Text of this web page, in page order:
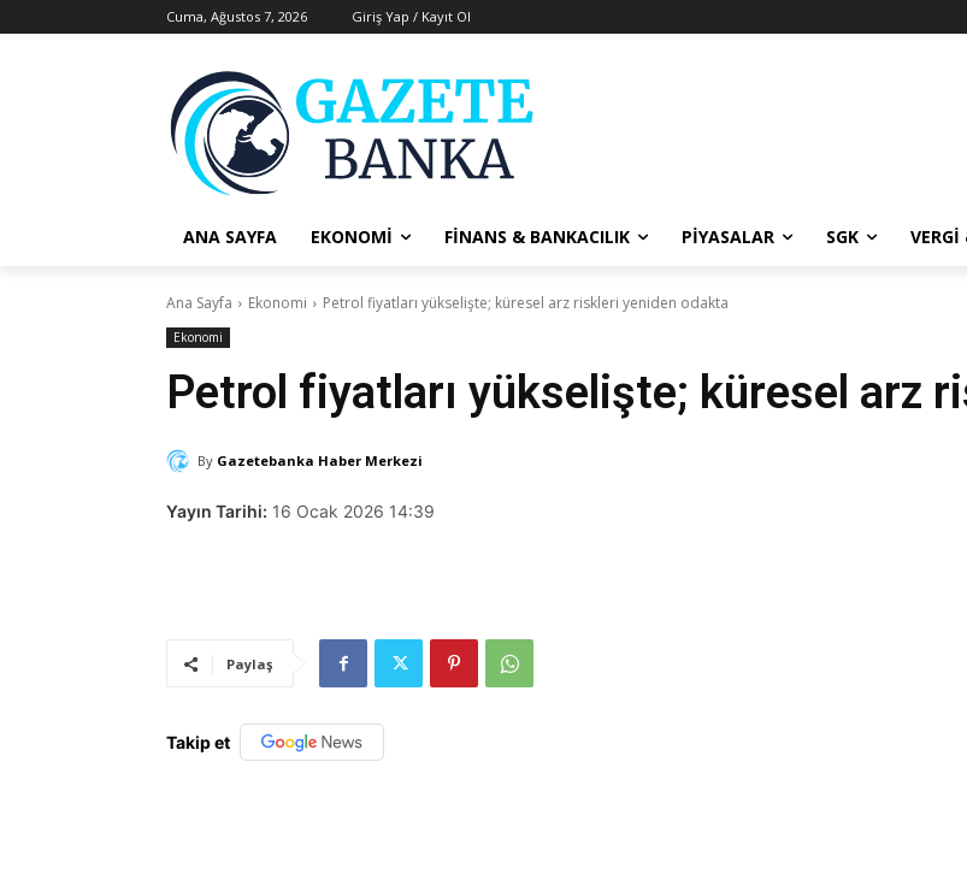
Cuma, Ağustos 7, 2026 Giriş Yap / Kayıt Ol
ANA SAYFA EKONOMI FINANS & BANKACILIK PIYASALAR SGK VERGI
Ana Sayfa Ekonomi Petrol fiyatları yükselişte; küresel arz riskleri yeniden odakta
Ekonomi
Petrol fiyatları yükselişte; küresel arz
By Gazetebanka Haber Merkezi
Yayın Tarihi: 16 Ocak 2026 14:39
Paylaş
Takip et